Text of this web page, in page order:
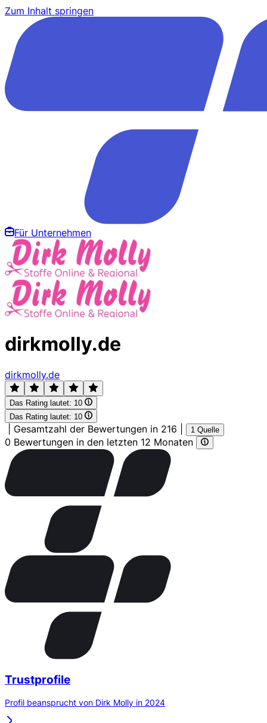
Zum Inhalt springen
Für Unternehmen
dirkmolly.de
dirkmolly.de
Das Rating lautet: 10
Das Rating lautet: 10
Gesamtzahl der Bewertungen in 216 1 Quelle
0 Bewertungen in den letzten 12 Monaten
Trustprofile
Profil beansprucht von Dirk Molly in 2024